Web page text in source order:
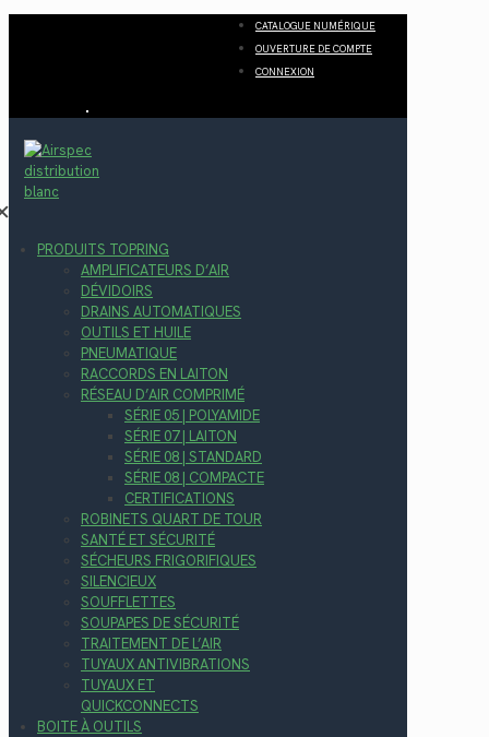
CATALOGUE NUMÉRIQUE
OUVERTURE DE COMPTE
CONNEXION
PRODUITS TOPRING
AMPLIFICATEURS D’AIR
DÉVIDOIRS
DRAINS AUTOMATIQUES
OUTILS ET HUILE
PNEUMATIQUE
RACCORDS EN LAITON
RÉSEAU D’AIR COMPRIMÉ
SÉRIE 05 | POLYAMIDE
SÉRIE 07 | LAITON
SÉRIE 08 | STANDARD
SÉRIE 08 | COMPACTE
CERTIFICATIONS
ROBINETS QUART DE TOUR
SANTÉ ET SÉCURITÉ
SÉCHEURS FRIGORIFIQUES
SILENCIEUX
SOUFFLETTES
SOUPAPES DE SÉCURITÉ
TRAITEMENT DE L’AIR
TUYAUX ANTIVIBRATIONS
TUYAUX ET
QUICKCONNECTS
BOITE À OUTILS